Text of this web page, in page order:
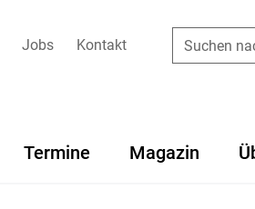
Jobs Kontakt
Termine Magazin